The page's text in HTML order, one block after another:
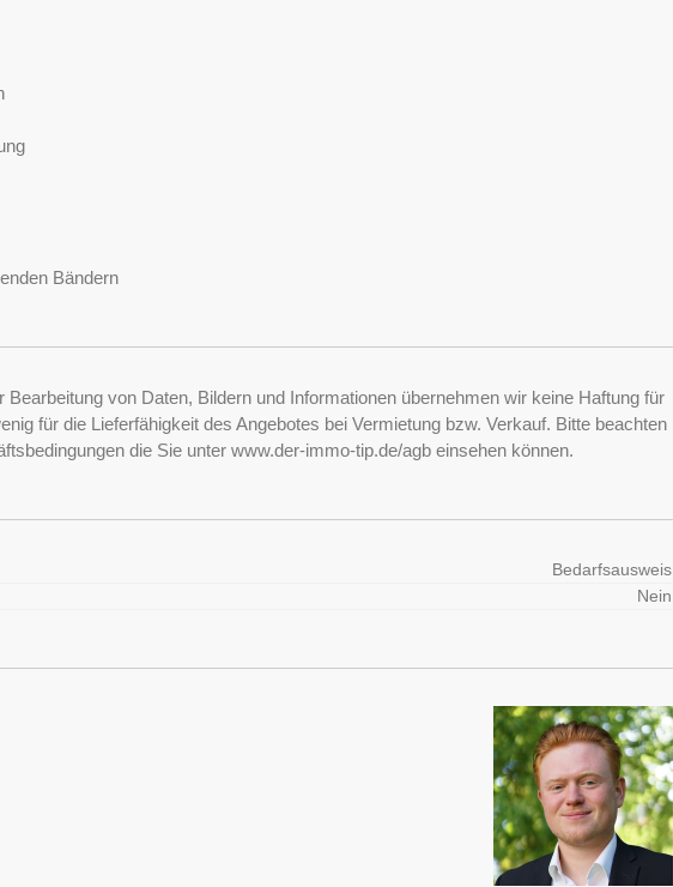
Bändern
von Daten, Bildern und Informationen übernehmen wir keine Haftung für
für die Lieferfähigkeit des Angebotes bei Vermietung bzw. Verkauf. Bitte beachten
die Sie unter www.der-immo-tip.de/agb einsehen können.
Bedarfsausweis
Nein